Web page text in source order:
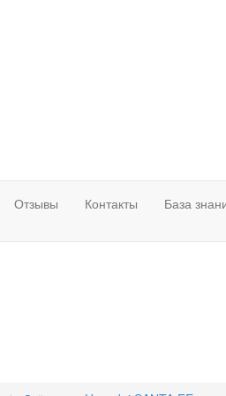
Отзывы Контакты База